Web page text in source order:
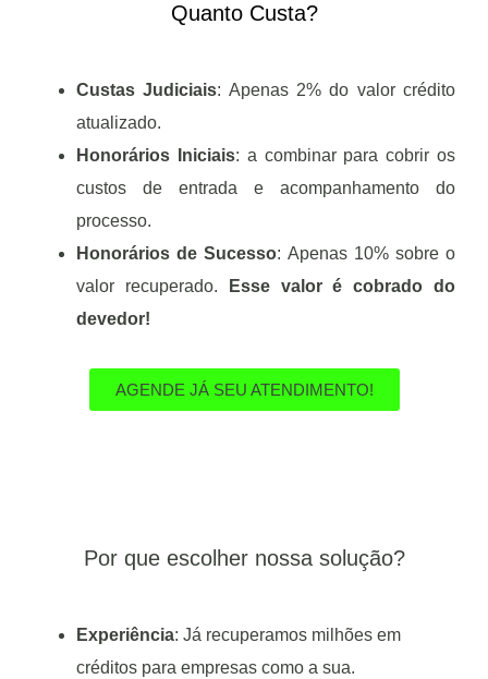
Quanto Custa?
Custas Judiciais: Apenas 2% do valor crédito
atualizado.
Honorários Iniciais: a combinar para cobrir os
custos de entrada e acompanhamento do
processo.
Honorários de Sucesso: Apenas 10% sobre o
valor recuperado.
Esse valor é cobrado do
devedor!
AGENDE JÁ SEU ATENDIMENTO!
Por que escolher nossa solução?
Experiência: Já recuperamos milhões em
créditos para empresas como a sua.